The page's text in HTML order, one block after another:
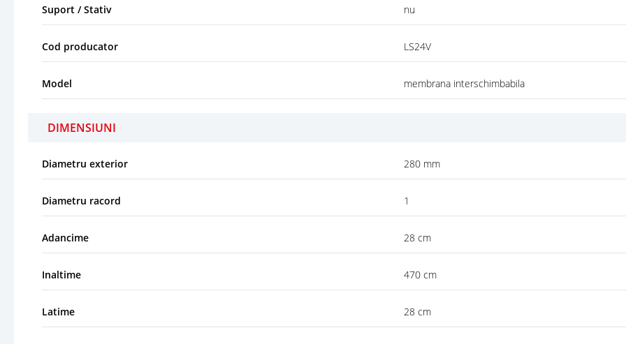
Suport / Stativ nu
Cod producator LS24V
Model membrana interschimbabila
DIMENSIUNI
Diametru exterior 280 mm
Diametru racord 1
Adancime 28 cm
Inaltime 470 cm
Latime 28 cm